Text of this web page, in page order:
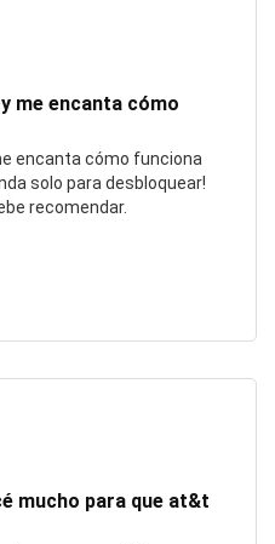
me encanta cómo
encanta cómo funciona
solo para desbloquear!
recomendar.
mucho para que at&t